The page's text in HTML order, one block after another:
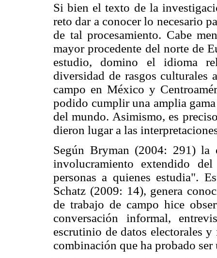
Si bien el texto de la
reto dar a conocer lo necesario
de tal procesamiento. Cabe
mayor procedente del norte de
estudio, domino el idioma
diversidad de rasgos culturales
campo en México y
podido cumplir una amplia
del mundo. Asimismo, es
dieron lugar a las
Según Bryman (2004: 291) la
involucramiento extendido
personas a quienes estudia".
Schatz (2009: 14), genera
de trabajo de campo hice
conversación informal,
escrutinio de datos electorales
combinación que ha probado